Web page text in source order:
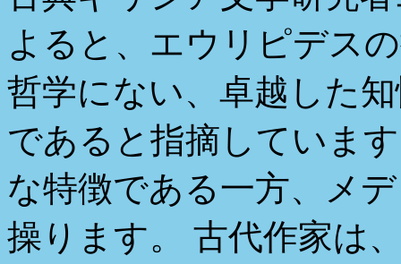
よると、エウリピデス
哲学にない、卓越した
であると指摘していま
な特徴である一方、メ
操ります。 古代作家は